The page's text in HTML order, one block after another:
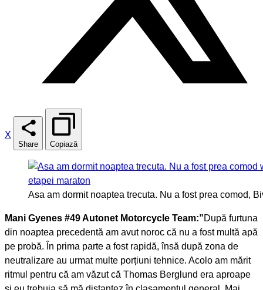
X
Share Copiază
Asa am dormit noaptea trecuta. Nu a fost prea comod,
Mani Gyenes #49 Autonet Motorcycle Team:”După furtuna
din noaptea precedentă am avut noroc că nu a fost multă apă
pe probă. În prima parte a fost rapidă, însă după zona de
neutralizare au urmat multe porțiuni tehnice. Acolo am mărit
ritmul pentru că am văzut că Thomas Berglund era aproape